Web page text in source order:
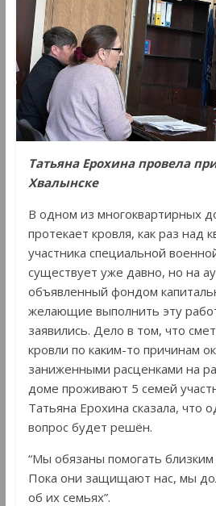
Татьяна Ерохина провела
Хвалынске
В одном из многоквартирных
протекает кровля, как раз над
участника специальной
существует уже давно, но на
объявленный фондом
желающие выполнить эту
заявились. Дело в том, что
кровли по каким-то причинам
заниженными расценками на
доме проживают 5 семей
Татьяна Ерохина сказала, что
вопрос будет решён.
“Мы обязаны помогать
Пока они защищают нас, мы
об их семьях”.